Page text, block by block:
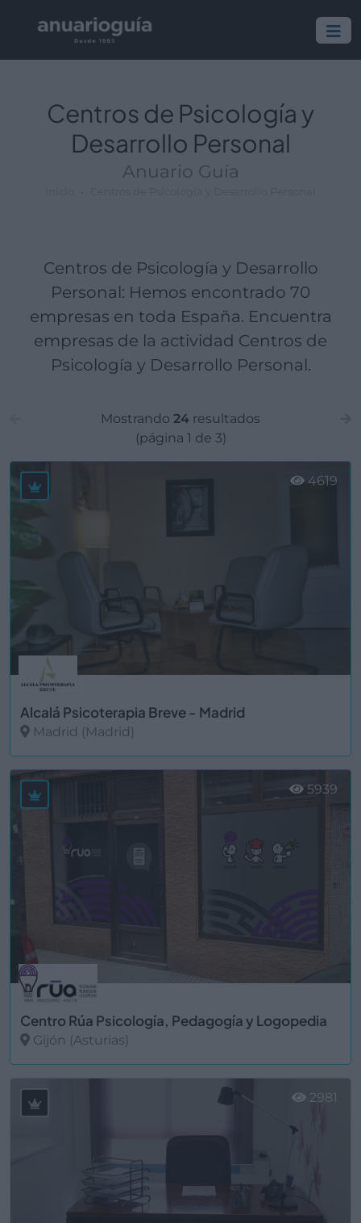
Centros de Psicología y
Desarrollo Personal
Anuario Guía
Centros de Psicología y Desarrollo
Personal: Hemos encontrado 70
empresas en toda España. Encuentra
empresas de la actividad Centros de
Psicología y Desarrollo Personal.
Mostrando 24 resultados
(página 1 de 3)
Alcalá Psicoterapia Breve - Madrid
Madrid (Madrid)
4619
Centro Rúa Psicología, Pedagogía y Logopedia
Gijón (Asturias)
5939
2981
Empresa:
Actividad:
Lugar: